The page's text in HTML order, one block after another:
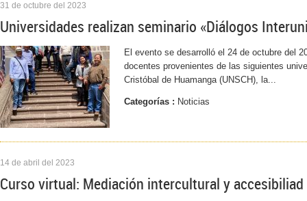
31 de octubre del 2023
Universidades realizan seminario «Diálogos
El evento se desarrolló el 24 de octubre del
docentes provenientes de las siguientes
Cristóbal de Huamanga (UNSCH), la...
Categorías : Noticias
14 de abril del 2023
Curso virtual: Mediación intercultural y